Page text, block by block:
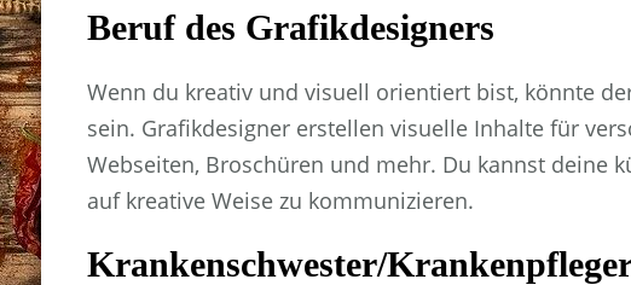
Beruf des Grafikdesigners
Wenn du kreativ und visuell orientiert bist, könnte
sein. Grafikdesigner erstellen visuelle Inhalte für
Webseiten, Broschüren und mehr. Du kannst deine
auf kreative Weise zu kommunizieren.
Krankenschwester/